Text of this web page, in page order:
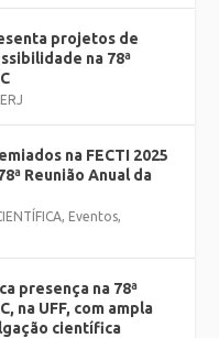
projetos de
na 78ª
na FECTI 2025
Reunião Anual da
Eventos
presença na 78ª
na UFF, com ampla
científica